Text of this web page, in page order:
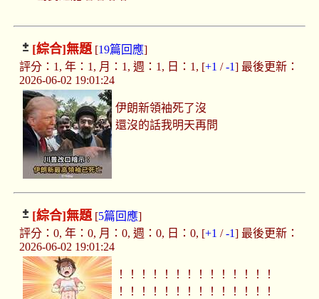
[綜合]無題[19篇回應]
評分：1, 年：1, 月：1, 週：1, 日：1, [+1 /-1] 最後更新：
2026-06-02 19:01:24
伊朗新領袖死了沒
還沒的話我明天再問
[綜合]無題[5篇回應]
評分：0, 年：0, 月：0, 週：0, 日：0, [+1 /-1] 最後更新：
2026-06-02 19:01:24
！！！！！！！！！！！！！！
！！！！！！！！！！！！！！